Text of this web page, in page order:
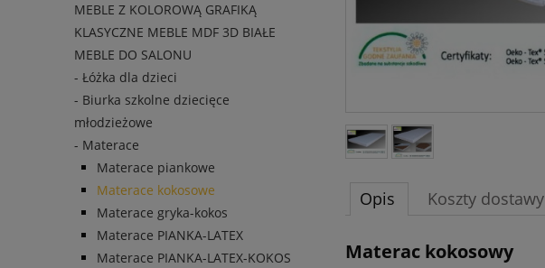
MEBLE Z KOLOROWĄ GRAFIKĄ
KLASYCZNE MEBLE MDF 3D BIAŁE
MEBLE DO SALONU
- Łóżka dla dzieci
- Biurka szkolne dziecięce
młodzieżowe
- Materace
Materace piankowe
Materace kokosowe
Materace gryka-kokos
Materace PIANKA-LATEX
Materace PIANKA-LATEX-KOKOS
Opis Koszty dostawy
Materac kokosowy